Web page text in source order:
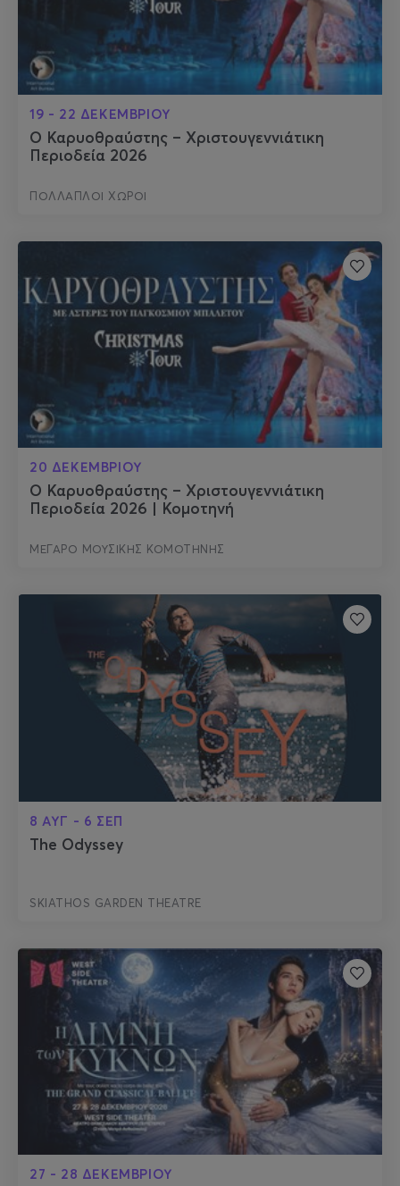
19 - 22 ΔΕΚΕΜΒΡΙΟΥ
Ο Καρυοθραύστης – Χριστουγεννιάτικη
Περιοδεία 2026
ΠΟΛΛΑΠΛΟΙ ΧΩΡΟΙ
20 ΔΕΚΕΜΒΡΙΟΥ
Ο Καρυοθραύστης – Χριστουγεννιάτικη
Περιοδεία 2026 | Κομοτηνή
ΜΕΓΑΡΟ ΜΟΥΣΙΚΗΣ ΚΟΜΟΤΗΝΗΣ
8 ΑΥΓ - 6 ΣΕΠ
The Odyssey
SKIATHOS GARDEN THEATRE
27 - 28 ΔΕΚΕΜΒΡΙΟΥ